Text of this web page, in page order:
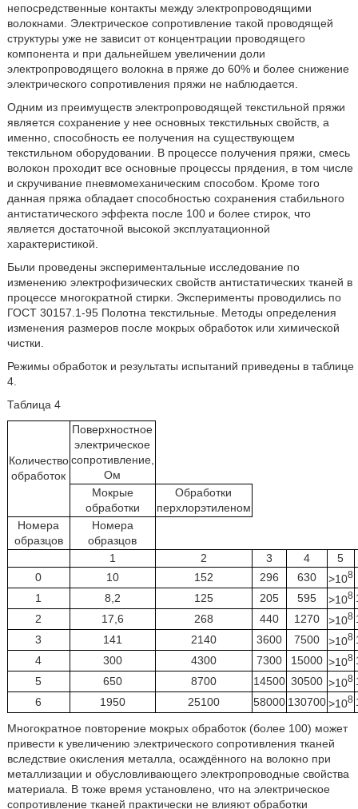
непосредственные контакты между электропроводящими
волокнами. Электрическое сопротивление такой проводящей
структуры уже не зависит от концентрации проводящего
компонента и при дальнейшем увеличении доли
электропроводящего волокна в пряже до 60% и более снижение
электрического сопротивления пряжи не наблюдается.
Одним из преимуществ электропроводящей текстильной пряжи
является сохранение у нее основных текстильных свойств, а
именно, способность ее получения на существующем
текстильном оборудовании. В процессе получения пряжи, смесь
волокон проходит все основные процессы прядения, в том числе
и скручивание пневмомеханическим способом. Кроме того
данная пряжа обладает способностью сохранения стабильного
антистатического эффекта после 100 и более стирок, что
является достаточной высокой эксплуатационной
характеристикой.
Были проведены экспериментальные исследование по
изменению электрофизических свойств антистатических тканей в
процессе многократной стирки. Эксперименты проводились по
ГОСТ 30157.1-95 Полотна текстильные. Методы определения
изменения размеров после мокрых обработок или химической
чистки.
Режимы обработок и результаты испытаний приведены в таблице
4.
Таблица 4
Количество
обработок
Поверхностное
электрическое
сопротивление,
Ом
Мокрые
обработки
Обработки
перхлорэтиленом
Номера
образцов
Номера
образцов
1
2 3 4
5
0
10 152 296 630 >108
1 8,2 125 205 595 >108
2
17,6 268 440 1270 >108
3
141 2140 3600 7500 >108
4
300 4300 7300 15000 >108
5
650 8700 14500 30500 >108
6
1950 25100 58000 130700>108
Многократное повторение мокрых обработок (более 100) может
привести к увеличению электрического сопротивления тканей
вследствие окисления металла, осаждённого на волокно при
металлизации и обусловливающего электропроводные свойства
материала. В тоже время установлено, что на электрическое
сопротивление тканей практически не влияют обработки